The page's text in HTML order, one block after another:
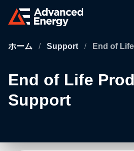
ホーム / Support / End of
End of Life
Support